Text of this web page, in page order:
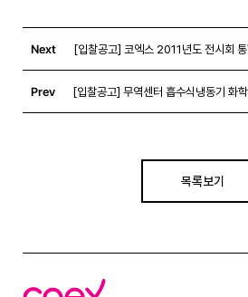
Next [입찰공고] 코엑스 2011년도 전시회
Prev [입찰공고] 무역센터 흡수식냉동기 화
목록보기
코